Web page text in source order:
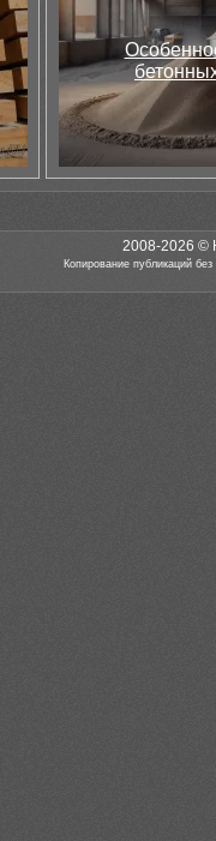
2008-2026 ©
Копирование публикаций